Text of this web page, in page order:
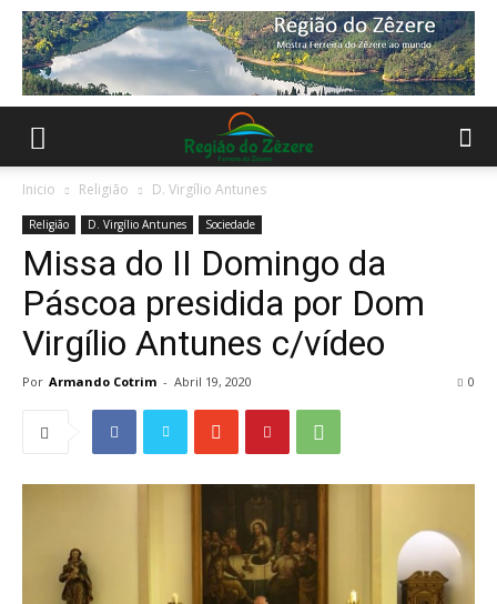
Inicio Religião D. Virgílio Antunes
Religião D. Virgílio Antunes Sociedade
Missa do II Domingo da
Páscoa presidida por Dom
Virgílio Antunes c/vídeo
Por Armando Cotrim - Abril 19, 2020 0